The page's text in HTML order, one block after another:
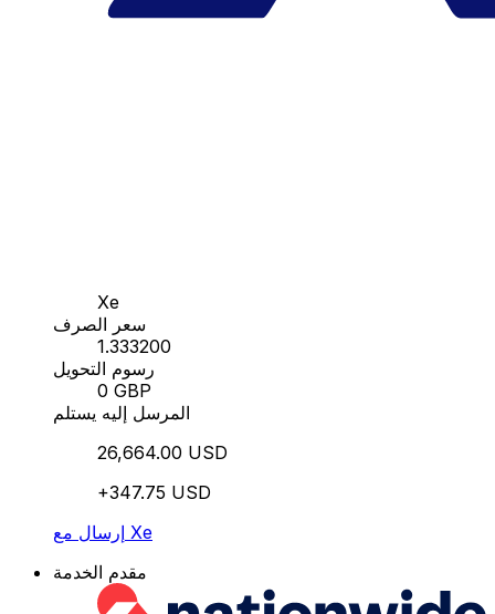
Xe
سعر الصرف
1.333200
رسوم التحويل
0 GBP
المرسل إليه يستلم
26,664.00 USD
+347.75 USD
إرسال مع Xe
مقدم الخدمة